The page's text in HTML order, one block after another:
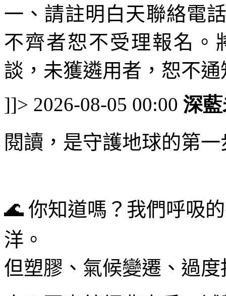
一、請註明白天聯絡電
不齊者恕不受理報名。
談，未獲遴用者，恕不
]]> 2026-08-05 00:00 深
閱讀，是守護地球的第一
🌊 你知道嗎？我們呼吸
洋。
但塑膠、氣候變遷、過